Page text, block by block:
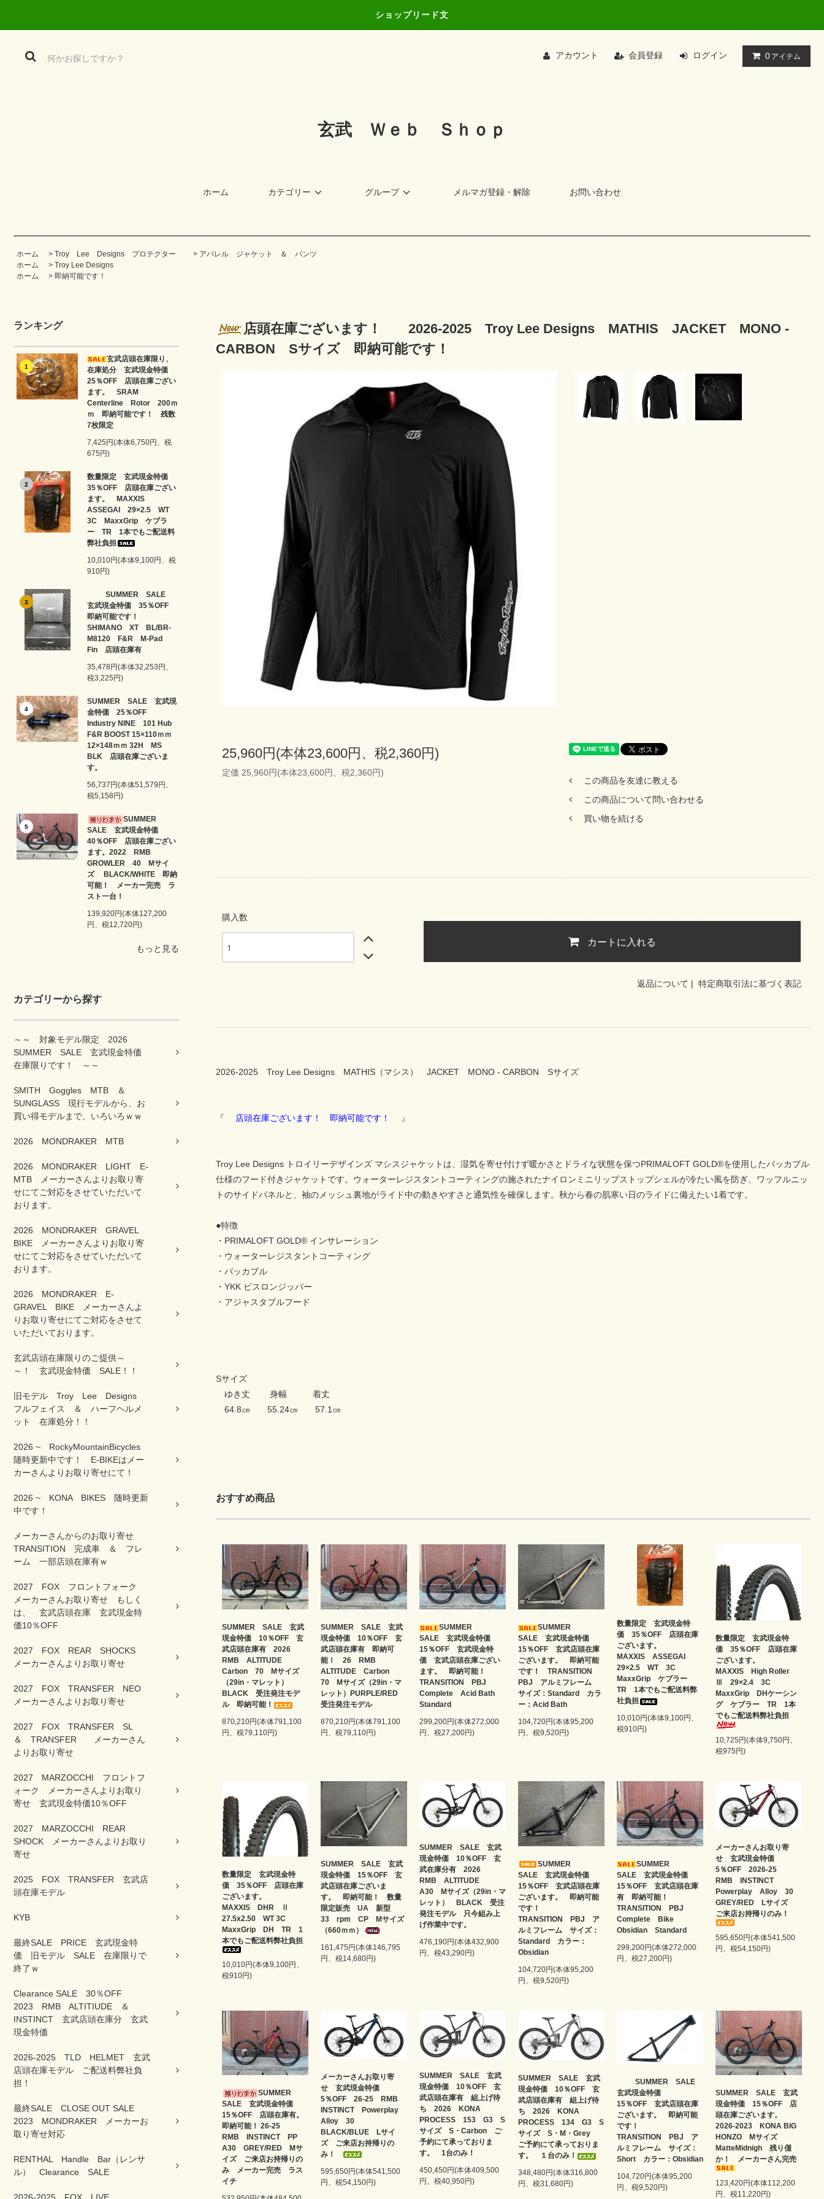
ショップリード文
アカウント 会員登録 ログイン 0 アイテム
玄武 Ｗｅｂ Ｓｈｏｐ
ホーム カテゴリー グループ メルマガ登録・解除 お問い合わせ
ホーム > Troy Lee Designs プロテクター > アパレル ジャケット ＆ パンツ
ホーム
> Troy Lee Designs
ホーム
> 即納可能です！
ランキング
1
玄武店頭在庫限り、
在庫処分 玄武現金特価
25％OFF 店頭在庫ござい
ます。 SRAM
Centerline Rotor 200ｍ
ｍ 即納可能です！ 残数
7枚限定
7,425円(本体6,750円、税
675円)
2
数量限定 玄武現金特価
35％OFF 店頭在庫ござい
ます。 MAXXIS
ASSEGAI 29×2.5 WT
3C MaxxGrip ケブラ
ー TR 1本でもご配送料
弊社負担
10,010円(本体9,100円、税
910円)
3
SUMMER SALE
玄武現金特価 35％OFF
即納可能です！
SHIMANO XT BL/BR-
M8120 F&R M-Pad
Fin 店頭在庫有
35,478円(本体32,253円、
税3,225円)
4
SUMMER SALE 玄武現
金特価 25％OFF
Industry NINE 101 Hub
F&R BOOST 15×110ｍｍ
12×148ｍｍ 32H MS
BLK 店頭在庫ございま
す。
56,737円(本体51,579円、
税5,158円)
5
SUMMER
SALE 玄武現金特価
40％OFF 店頭在庫ござい
ます。2022 RMB
GROWLER 40 Mサイ
ズ BLACK/WHITE 即納
可能！ メーカー完売 ラ
スト一台！
139,920円(本体127,200
円、税12,720円)
もっと見る
カテゴリーから探す
～～ 対象モデル限定 2026
SUMMER SALE 玄武現金特価
在庫限りです！ ～～
SMITH Goggles MTB ＆
SUNGLASS 現行モデルから、お
買い得モデルまで、いろいろｗｗ
2026 MONDRAKER MTB
2026 MONDRAKER LIGHT E-
MTB メーカーさんよりお取り寄
せにてご対応をさせていただいて
おります。
2026 MONDRAKER GRAVEL
BIKE メーカーさんよりお取り寄
せにてご対応をさせていただいて
おります。
2026 MONDRAKER E-
GRAVEL BIKE メーカーさんよ
りお取り寄せにてご対応をさせて
いただいております。
玄武店頭在庫限りのご提供～
～！ 玄武現金特価 SALE！！
旧モデル Troy Lee Designs
フルフェイス ＆ ハーフヘルメ
ット 在庫処分！！
2026 ~ RockyMountainBicycles
随時更新中です！ E-BIKEはメー
カーさんよりお取り寄せにて！
2026 ~ KONA BIKES 随時更新
中です！
メーカーさんからのお取り寄せ
TRANSITION 完成車 ＆ フレ
ーム 一部店頭在庫有ｗ
2027 FOX フロントフォーク
メーカーさんお取り寄せ もしく
は、 玄武店頭在庫 玄武現金特
価10％OFF
2027 FOX REAR SHOCKS
メーカーさんよりお取り寄せ
2027 FOX TRANSFER NEO
メーカーさんよりお取り寄せ
2027 FOX TRANSFER SL
＆ TRANSFER メーカーさん
よりお取り寄せ
2027 MARZOCCHI フロントフ
ォーク メーカーさんよりお取り
寄せ 玄武現金特価10％OFF
2027 MARZOCCHI REAR
SHOCK メーカーさんよりお取り
寄せ
2025 FOX TRANSFER 玄武店
頭在庫モデル
KYB
最終SALE PRICE 玄武現金特
価 旧モデル SALE 在庫限りで
終了ｗ
Clearance SALE 30％OFF
2023 RMB ALTITIUDE ＆
INSTINCT 玄武店頭在庫分 玄武
現金特価
2026-2025 TLD HELMET 玄武
店頭在庫モデル ご配送料弊社負
担！
最終SALE CLOSE OUT SALE
2023 MONDRAKER メーカーお
取り寄せ対応
RENTHAL Handle Bar（レンサ
ル） Clearance SALE
店頭在庫ございます！ 2026-2025 Troy Lee Designs MATHIS JACKET MONO -
CARBON Sサイズ 即納可能です！
25,960円(本体23,600円、税2,360円)
定価 25,960円(本体23,600円、税2,360円)
この商品を友達に教える
この商品について問い合わせる
買い物を続ける
購入数
カートに入れる
返品について | 特定商取引法に基づく表記
2026-2025 Troy Lee Designs MATHIS（マシス） JACKET MONO - CARBON Sサイズ
『 店頭在庫ございます！ 即納可能です！ 』
Troy Lee Designs トロイリーデザインズ マシスジャケットは、湿気を寄せ付けず暖かさとドライな状態を保つPRIMALOFT GOLD®を使用したパッカブル
仕様のフード付きジャケットです。ウォーターレジスタントコーティングの施されたナイロンミニリップストップシェルが冷たい風を防ぎ、ワッフルニッ
トのサイドパネルと、袖のメッシュ裏地がライド中の動きやすさと通気性を確保します。秋から春の肌寒い日のライドに備えたい1着です。
●特徴
・PRIMALOFT GOLD® インサレーション
・ウォーターレジスタントコーティング
・パッカブル
・YKK ビスロンジッパー
・アジャスタブルフード
Sサイズ
ゆき丈 身幅 着丈
64.8㎝ 55.24㎝ 57.1㎝
おすすめ商品
SUMMER SALE 玄武
現金特価 10％OFF 玄
武店頭在庫有 2026
RMB ALTITUDE
Carbon 70 Mサイズ
（29in・マレット）
BLACK 受注発注モデ
ル 即納可能！
870,210円(本体791,100
円、税79,110円)
SUMMER SALE 玄武
現金特価 10％OFF 玄
武店頭在庫有 即納可
能！ 26 RMB
ALTITUDE Carbon
70 Mサイズ（29in・マ
レット）PURPLE/RED
受注発注モデル
870,210円(本体791,100
円、税79,110円)
SUMMER
SALE 玄武現金特価
15％OFF 玄武現金特
価 玄武店頭在庫ござい
ます。 即納可能！
TRANSITION PBJ
Complete Acid Bath
Standard
299,200円(本体272,000
円、税27,200円)
SUMMER
SALE 玄武現金特価
15％OFF 玄武店頭在庫
ございます。 即納可能
です！ TRANSITION
PBJ アルミフレーム
サイズ：Standard カラ
ー：Acid Bath
104,720円(本体95,200
円、税9,520円)
数量限定 玄武現金特
価 35％OFF 店頭在庫
ございます。
MAXXIS ASSEGAI
29×2.5 WT 3C
MaxxGrip ケブラー
TR 1本でもご配送料弊
社負担
10,010円(本体9,100円、
税910円)
数量限定 玄武現金特
価 35％OFF 店頭在庫
ございます。
MAXXIS High Roller
Ⅲ 29×2.4 3C
MaxxGrip DHケーシン
グ ケブラー TR 1本
でもご配送料弊社負担
10,725円(本体9,750円、
税975円)
数量限定 玄武現金特
価 35％OFF 店頭在庫
ございます。
MAXXIS DHR Ⅱ
27.5x2.50 WT 3C
MaxxGrip DH TR 1
本でもご配送料弊社負担
10,010円(本体9,100円、
税910円)
SUMMER SALE 玄武
現金特価 15％OFF 玄
武店頭在庫ございま
す。 即納可能！ 数量
限定販売 UA 新型
33 rpm CP Mサイズ
（660ｍｍ）
161,475円(本体146,795
円、税14,680円)
SUMMER SALE 玄武
現金特価 10％OFF 玄
武在庫分有 2026
RMB ALTITUDE
A30 Mサイズ（29in・マ
レット） BLACK 受注
発注モデル 只今組み上
げ作業中です。
476,190円(本体432,900
円、税43,290円)
SUMMER
SALE 玄武現金特価
15％OFF 玄武店頭在庫
ございます。 即納可能
です！
TRANSITION PBJ ア
ルミフレーム サイズ：
Standard カラー：
Obsidian
104,720円(本体95,200
円、税9,520円)
SUMMER
SALE 玄武現金特価
15％OFF 玄武店頭在庫
有 即納可能！
TRANSITION PBJ
Complete Bike
Obsidian Standard
299,200円(本体272,000
円、税27,200円)
メーカーさんお取り寄
せ 玄武現金特価
5％OFF 2026-25
RMB INSTINCT
Powerplay Alloy 30
GREY/RED Lサイズ
ご来店お持帰りのみ！
595,650円(本体541,500
円、税54,150円)
SUMMER
SALE 玄武現金特価
15％OFF 店頭在庫有。
即納可能！ 26-25
RMB INSTINCT PP
A30 GREY/RED Mサ
イズ ご来店お持帰りの
み メーカー完売 ラス
イチ
メーカーさんお取り寄
せ 玄武現金特価
5％OFF 26-25 RMB
INSTINCT Powerplay
Alloy 30
BLACK/BLUE Lサイ
ズ ご来店お持帰りの
み！
595,650円(本体541,500
円、税54,150円)
SUMMER SALE 玄武
現金特価 10％OFF 玄
武店頭在庫有 組上げ待
ち 2026 KONA
PROCESS 153 G3 S
サイズ S・Carbon ご
予約にて承っておりま
す。 1台のみ！
450,450円(本体409,500
円、税40,950円)
SUMMER SALE 玄武
現金特価 10％OFF 玄
武店頭在庫有 組上げ待
ち 2026 KONA
PROCESS 134 G3 S
サイズ S・M・Grey
ご予約にて承っておりま
す。 １台のみ！
348,480円(本体316,800
円、税31,680円)
SUMMER SALE
玄武現金特価
15％OFF 玄武店頭在庫
ございます。 即納可能
です！
TRANSITION PBJ ア
ルミフレーム サイズ：
Short カラー：Obsidian
104,720円(本体95,200
円、税9,520円)
SUMMER SALE 玄武
現金特価 15％OFF 店
頭在庫ございます。
2026-2023 KONA BIG
HONZO Mサイズ
MatteMidnigh 残り僅
か！ メーカーさん完売
123,420円(本体112,200
円、税11,220円)